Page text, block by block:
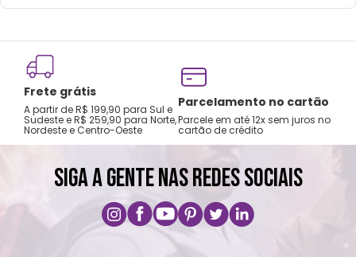
Lavar com água, esponja macia e sabão
Não recomendado colocar no freezer.
Não vai á lava-louças, nem ao micro-
ondas.
Não utilizar produtos químicos e abrasivos.
Frete grátis
A partir de R$ 199,90 para Sul e
Sudeste e R$ 259,90 para Norte,
Nordeste e Centro-Oeste
Parcelamento no cartão
Parcele em até 12x sem juros no
cartão de crédito
SIGA A GENTE NAS REDES SOCIAIS